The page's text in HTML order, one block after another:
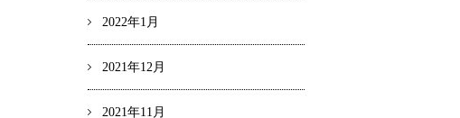
2022年1月
2021年12月
2021年11月